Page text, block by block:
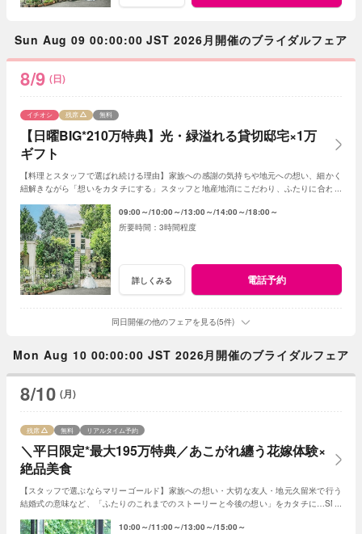
Sun Aug 09 00:00:00 JST 2026月開催のブライダルフェア
8/9 (日)
【日曜BIG*210万特典】光・緑溢れる貸切邸宅×1万
ギフト
イチオシ 残席 無料
【料理とスタッフで選ばれ続ける理由】家族への感謝の気持ちや地元への想い、細かく
紐解きながら「想いをカタチにする」スタッフと地産地消にこだわり、ふたりに合わせ
09:00～ 10:00～ 13:00～ 14:00～ 18:00～
3時間程度
詳しくみる 電話予約
同日開催の他のフェアを見る(5件)
Mon Aug 10 00:00:00 JST 2026月開催のブライダルフェア
8/10 (月)
＼平日限定*最大195万特典／あこがれ纏う花嫁体験×
絶品美食
残席 無料 リアルタイム予約
【スタッフで選ぶならマリーゴールド】家族への想い・大切な友人・地元久留米で行う
結婚式の意味など、「ふたりのこれまでのストーリーと今後の想い」をカタチに…SNS
10:00～ 11:00～ 13:00～ 15:00～